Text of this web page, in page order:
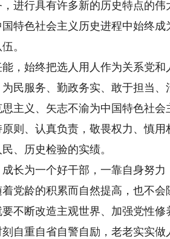
进行具有许多新的历史特点的伟
特色社会主义历史进程中始终
。
始终把选人用人作为关系党和
民服务、勤政务实、敢于担当
主义、矢志不渝为中国特色社
则、认真负责，敬畏权力、慎用
、历史检验的实绩。
为一个好干部，一靠自身努力
党龄的积累而自然提高，也不会
不断改造主观世界、加强党性
自重自省自警自励，老老实实